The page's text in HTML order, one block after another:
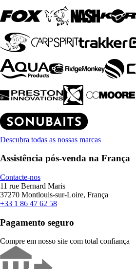
Descubra todas as nossas marcas
Assistência pós-venda na França
Contacte-nos
11 rue Bernard Maris
37270 Montlouis-sur-Loire, França
+33 1 86 47 62 58
Pagamento seguro
Compre em nosso site com total confiança